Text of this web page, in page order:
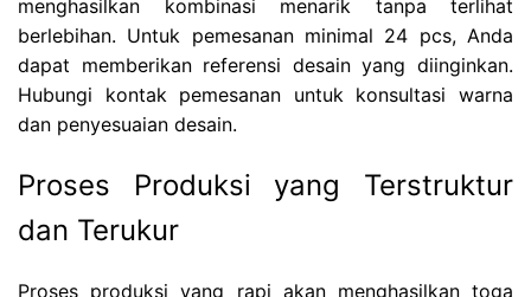
menghasilkan kombinasi menarik tanpa terlihat
berlebihan. Untuk pemesanan minimal 24 pcs, Anda
dapat memberikan referensi desain yang diinginkan.
Hubungi kontak pemesanan untuk konsultasi warna
dan penyesuaian desain.
Proses Produksi yang Terstruktur
dan Terukur
Proses produksi yang rapi akan menghasilkan toga